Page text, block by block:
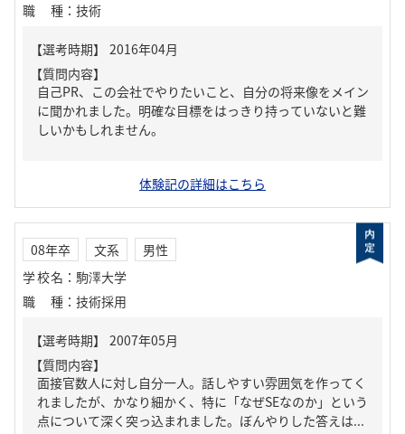
職種 ： 技術
【質問内容】
自己PR、この会社でやりたいこと、自分の将来像をメイン
に聞かれました。明確な目標をはっきり持っていないと難
しいかもしれません。
体験記の詳細はこちら
08年卒 文系
男性
学校名 ： 駒澤大学
職種 ： 技術採用
【質問内容】
面接官数人に対し自分一人。話しやすい雰囲気を作ってく
れましたが、かなり細かく、特に「なぜSEなのか」という
点について深く突っ込まれました。ぼんやりした答えは...